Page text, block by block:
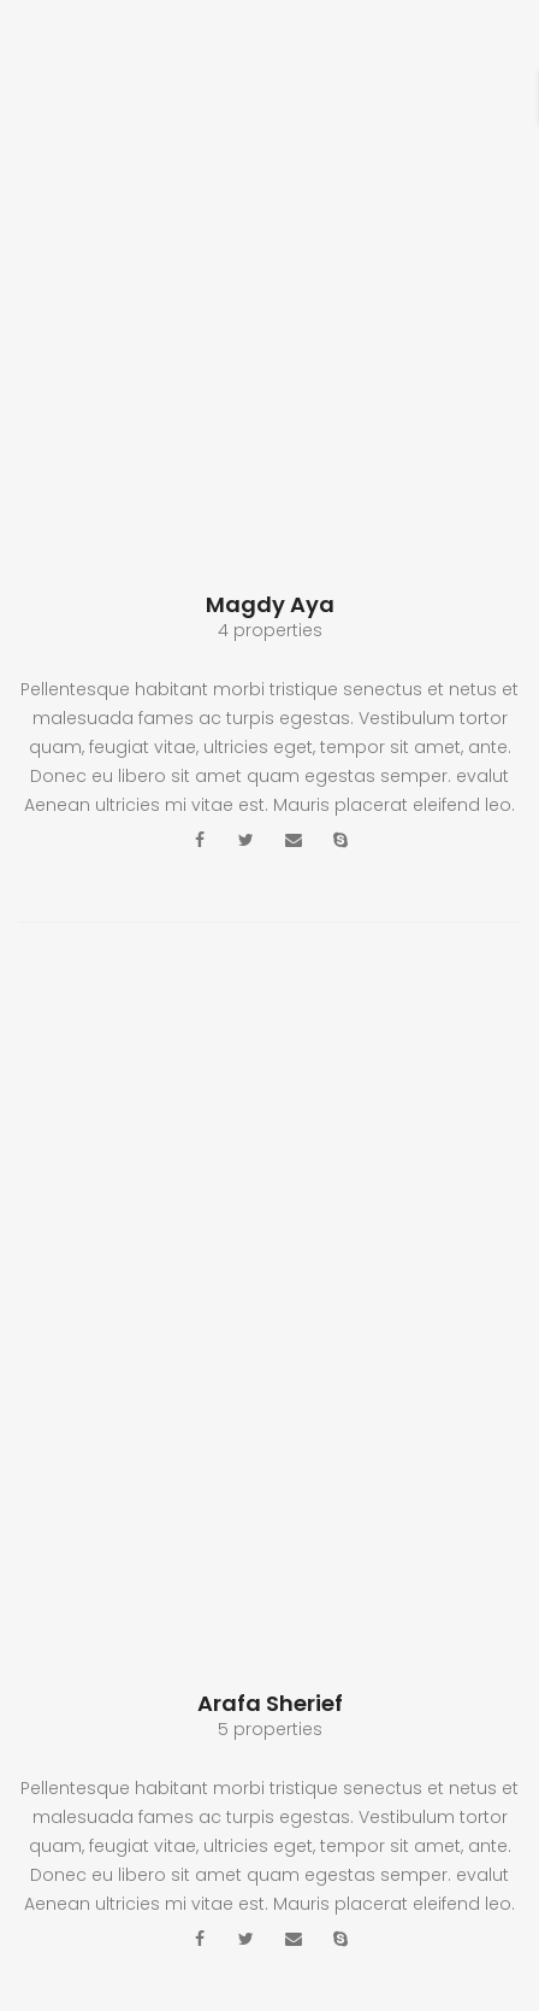
Magdy Aya
4 properties
Pellentesque habitant morbi tristique senectus et netus et
malesuada fames ac turpis egestas. Vestibulum tortor
quam, feugiat vitae, ultricies eget, tempor sit amet, ante.
Donec eu libero sit amet quam egestas semper. evalut
Aenean ultricies mi vitae est. Mauris placerat eleifend leo.
Arafa Sherief
5 properties
Pellentesque habitant morbi tristique senectus et netus et
malesuada fames ac turpis egestas. Vestibulum tortor
quam, feugiat vitae, ultricies eget, tempor sit amet, ante.
Donec eu libero sit amet quam egestas semper. evalut
Aenean ultricies mi vitae est. Mauris placerat eleifend leo.